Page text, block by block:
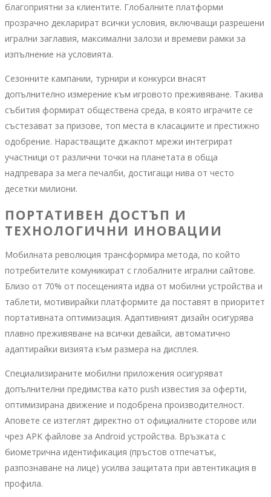
благоприятни за клиентите. Глобалните платформи
прозрачно декларират всички условия, включващи разрешени
игрални заглавия, максимални залози и времеви рамки за
изпълнение на условията.
Сезонните кампании, турнири и конкурси внасят
допълнително измерение към игровото преживяване. Такива
събития формират обществена среда, в която играчите се
състезават за призове, топ места в класациите и престижно
одобрение. Нарастващите джакпот мрежи интегрират
участници от различни точки на планетата в обща
надпревара за мега печалби, достигащи нива от често
десетки милиони.
ПОРТАТИВЕН ДОСТЪП И
ТЕХНОЛОГИЧНИ ИНОВАЦИИ
Мобилната революция трансформира метода, по който
потребителите комуникират с глобалните игрални сайтове.
Близо от 70% от посещенията идва от мобилни устройства и
таблети, мотивирайки платформите да поставят в приоритет
портативната оптимизация. Адаптивният дизайн осигурява
плавно преживяване на всички девайси, автоматично
адаптирайки визията към размера на дисплея.
Специализираните мобилни приложения осигуряват
допълнителни предимства като push известия за оферти,
оптимизирана движение и подобрена производителност.
Аповете се изтеглят директно от официалните сторове или
чрез APK файлове за Android устройства. Връзката с
биометрична идентификация (пръстов отпечатък,
разпознаване на лице) усилва защитата при автентикация в
профила.